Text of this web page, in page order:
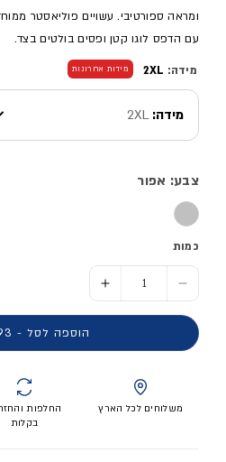
ומראה ספורטיבי. עשויים פוליאסטר
עם הדפס לוגו קטן ופסים בולטים בצד.
מידה: 2XL מידות אחרונות
מידה:2XL
צבע: אפור
כמות
הסר כמות ל- מכנסי ספורט
הוסף כמות ל-
הוספה לסל - 139.93 ₪
משלוחים לכל הארץ
החלפות
בקלות